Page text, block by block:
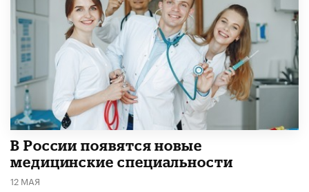
В России появятся новые
медицинские специальности
12 МАЯ